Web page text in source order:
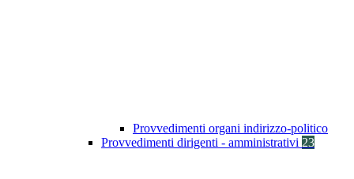
Provvedimenti organi indirizzo-politico
Provvedimenti dirigenti - amministrativi 23